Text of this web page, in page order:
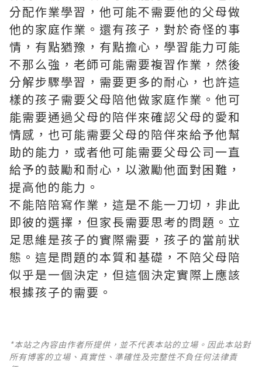
分配作業學習，他可能不需要他的父母做
他的家庭作業。還有孩子，對於奇怪的事
情，有點猶豫，有點擔心，學習能力可能
不那么強，老師可能需要複習作業，然後
分解步驟學習，需要更多的耐心，也許這
樣的孩子需要父母陪他做家庭作業。他可
能需要通過父母的陪伴來確認父母的愛和
情感，也可能需要父母的陪伴來給予他幫
助的能力，或者他可能需要父母公司一直
給予的鼓勵和耐心，以激勵他面對困難，
提高他的能力。
不能陪陪寫作業，這是不能一刀切，非此
即彼的選擇，但家長需要思考的問題。立
足思維是孩子的實際需要，孩子的當前狀
態。這是問題的本質和基礎，不陪父母陪
似乎是一個決定，但這個決定實際上應該
根據孩子的需要。
*本站之內容由作者所提供，並不代表本站的立場。因此本站對
所有博客的立場、真實性、準確性及完整性不負任何法律責